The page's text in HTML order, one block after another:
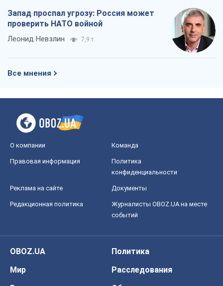
Запад проспал угрозу: Россия может
проверить НАТО войной
Леонид Невзлин 7,9 т.
Все мнения
О компании Команда
Правовая информация
Политика
конфиденциальности
Реклама на сайте Документы
Редакционная политика
Журналисты OBOZ.UA на месте
событий
OBOZ.UA
Политика
Мир
Расследования